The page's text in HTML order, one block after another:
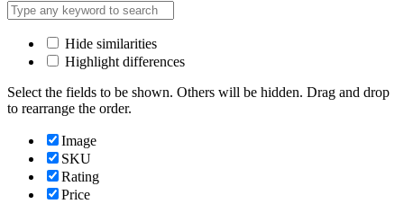
Hide similarities
Highlight differences
Select the fields to be shown. Others will be hidden. Drag and drop
to rearrange the order.
Image
SKU
Rating
Price